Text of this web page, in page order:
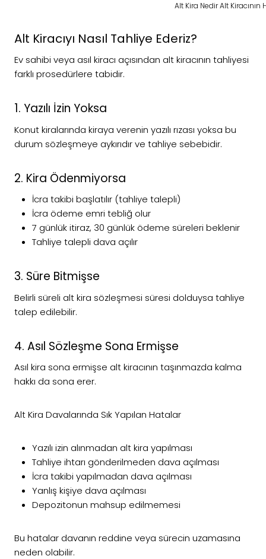
Alt Kira Nedir Alt
Alt Kiracıyı Nasıl Tahliye Ederiz?
Ev sahibi veya asıl kiracı açısından alt kiracının tahliyesi
farklı prosedürlere tabidir.
1. Yazılı İzin Yoksa
Konut kiralarında kiraya verenin yazılı rızası yoksa bu
durum sözleşmeye aykırıdır ve tahliye sebebidir.
2. Kira Ödenmiyorsa
İcra takibi başlatılır (tahliye talepli)
İcra ödeme emri tebliğ olur
7 günlük itiraz, 30 günlük ödeme süreleri beklenir
Tahliye talepli dava açılır
3. Süre Bitmişse
Belirli süreli alt kira sözleşmesi süresi dolduysa tahliye
talep edilebilir.
4. Asıl Sözleşme Sona Ermişse
Asıl kira sona ermişse alt kiracının taşınmazda kalma
hakkı da sona erer.
Alt Kira Davalarında Sık Yapılan Hatalar
Yazılı izin alınmadan alt kira yapılması
Tahliye ihtarı gönderilmeden dava açılması
İcra takibi yapılmadan dava açılması
Yanlış kişiye dava açılması
Depozitonun mahsup edilmemesi
Bu hatalar davanın reddine veya sürecin uzamasına
neden olabilir.